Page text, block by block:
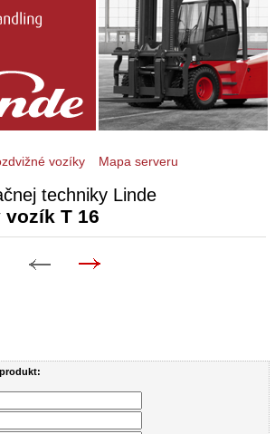
techniky Linde
T 16
vozíky Mapa serveru